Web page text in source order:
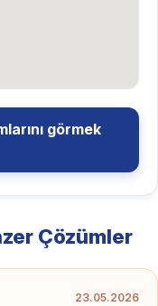
görmek
Çözümler
23.05.2026